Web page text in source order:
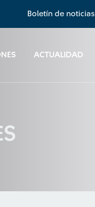
Boletín de noticias
ACTUALIDAD